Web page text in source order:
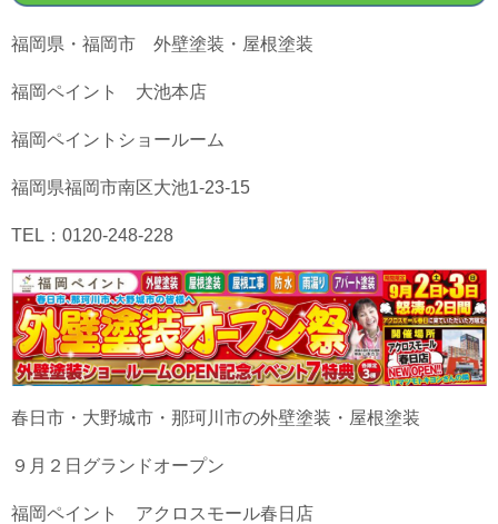
福岡県・福岡市 外壁塗装・屋根塗装
福岡ペイント 大池本店
福岡ペイントショールーム
福岡県福岡市南区大池1-23-15
TEL：0120-248-228
春日市・大野城市・那珂川市の外壁塗装・屋根塗装
９月２日グランドオープン
福岡ペイント アクロスモール春日店